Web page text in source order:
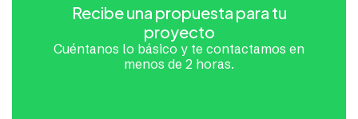
Recibe una propuesta para tu
proyecto
Cuéntanos lo básico y te contactamos en
menos de 2 horas.